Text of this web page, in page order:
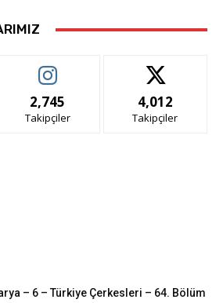
2,745
Takipçiler
4,012
Takipçiler
– 6 – Türkiye Çerkesleri – 64. Bölüm